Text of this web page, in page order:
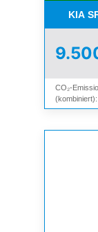
KIA
CO₂-